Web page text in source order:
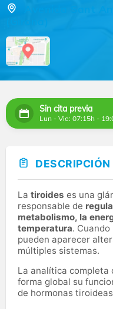
Sin cita previa
Lun - Vie: 07:15h -
La tiroides es una
responsable de
metabolismo, la
temperatura.
pueden aparecer
múltiples sistemas.
La analítica completa
forma global su
de hormonas